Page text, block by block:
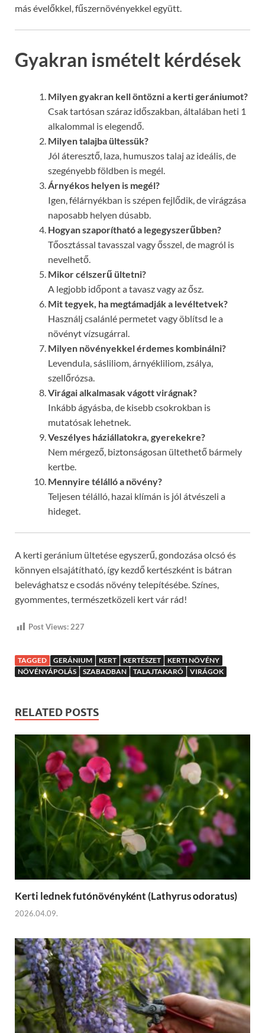
más évelőkkel, fűszernövényekkel együtt.
Gyakran ismételt kérdések
Milyen gyakran kell öntözni a kerti gerániumot?
Csak tartósan száraz időszakban, általában heti 1
alkalommal is elegendő.
Milyen talajba ültessük?
Jól áteresztő, laza, humuszos talaj az ideális, de
szegényebb földben is megél.
Árnyékos helyen is megél?
Igen, félárnyékban is szépen fejlődik, de virágzása
naposabb helyen dúsabb.
Hogyan szaporítható a legegyszerűbben?
Tőosztással tavasszal vagy ősszel, de magról is
nevelhető.
Mikor célszerű ültetni?
A legjobb időpont a tavasz vagy az ősz.
Mit tegyek, ha megtámadják a levéltetvek?
Használj csalánlé permetet vagy öblítsd le a
növényt vízsugárral.
Milyen növényekkel érdemes kombinálni?
Levendula, sásliliom, árnyékliliom, zsálya,
szellőrózsa.
Virágai alkalmasak vágott virágnak?
Inkább ágyásba, de kisebb csokrokban is
mutatósak lehetnek.
Veszélyes háziállatokra, gyerekekre?
Nem mérgező, biztonságosan ültethető bármely
kertbe.
Mennyire télálló a növény?
Teljesen télálló, hazai klímán is jól átvészeli a
hideget.
A kerti geránium ültetése egyszerű, gondozása olcsó és
könnyen elsajátítható, így kezdő kertészként is bátran
belevághatsz e csodás növény telepítésébe. Színes,
gyommentes, természetközeli kert vár rád!
Post Views: 227
TAGGED GERÁNIUM KERT KERTÉSZET
KERTI NÖVÉNY
NÖVÉNYÁPOLÁS
SZABADBAN TALAJTAKARÓ VIRÁGOK
RELATED POSTS
Kerti lednek futónövényként (Lathyrus odoratus)
2026.04.09.